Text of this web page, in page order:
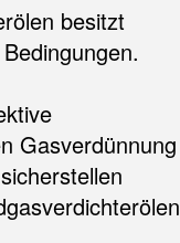
besitzt
Gasverdünnung